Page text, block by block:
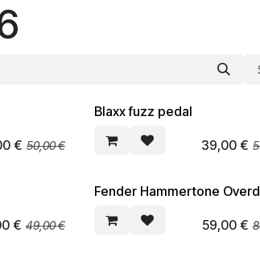
€ 50,00€ SOLDEN
Blaxx fuzz pedal
39,00 €
€ 49,00€ SOLDEN
Fender Hammertone
59,00 €